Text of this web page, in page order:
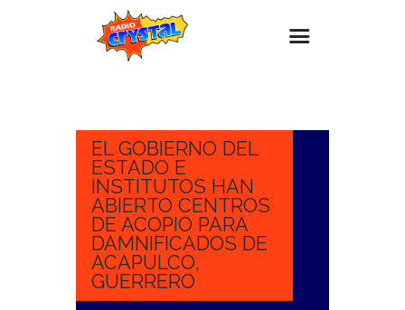
Estaciones
Eventos
Promociones
Noticias
Para ti
Contacto
EL GOBIERNO DEL
ESTADO E
INSTITUTOS HAN
ABIERTO CENTROS
DE ACOPIO PARA
DAMNIFICADOS DE
ACAPULCO,
GUERRERO